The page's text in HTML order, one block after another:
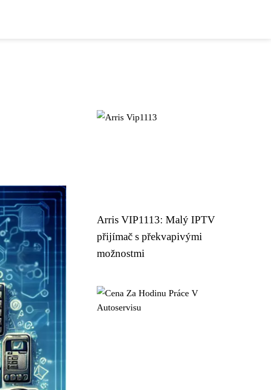
Arris VIP1113: Malý IPTV
přijímač s překvapivými
možnostmi